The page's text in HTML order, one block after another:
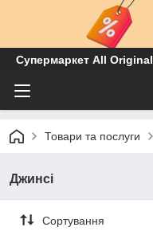
Супермаркет All Original
Товари та послуги
Джинсі
Сортування